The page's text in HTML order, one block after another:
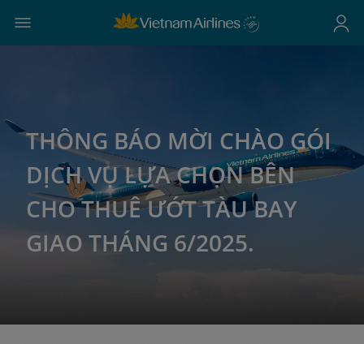
THÔNG BÁO MỜI CHÀO GÓI
DỊCH VỤ LỰA CHỌN BÊN
CHO THUÊ ƯỚT TÀU BAY
GIAO THÁNG 6/2025.